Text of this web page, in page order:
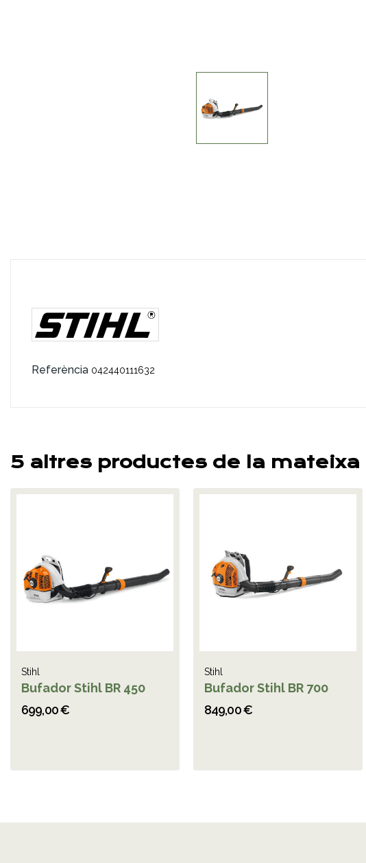
Referència 042440111632
5 altres productes de la
Stihl
Bufador Stihl BR 450
699,00 €
Stihl
Bufador Stihl BR 700
849,00 €